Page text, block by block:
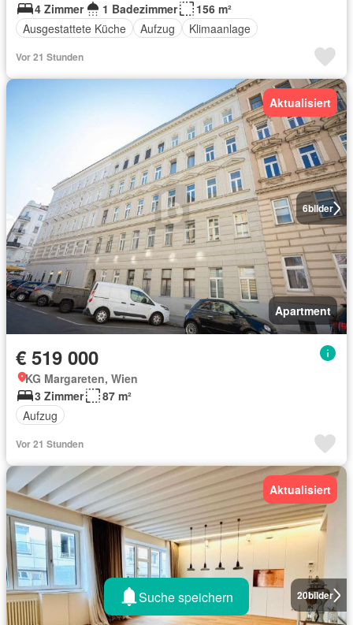
4 Zimmer
1 Badezimmer
156 m²
Ausgestattete Küche
Aufzug Klimaanlage
Vor 21 Stunden
6bilder
Aktualisiert
Apartment
€ 519 000
KG Margareten, Wien
3 Zimmer
87 m²
Aufzug
Vor 21 Stunden
20bilder
Aktualisiert
Suche speichern